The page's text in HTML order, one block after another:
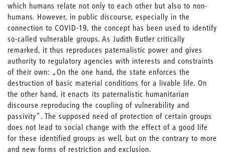
which humans relate not only to each other but also to non-
humans. However, in public discourse, especially in the
connection to COVID-19, the concept has been used to identify
so-called vulnerable groups. As Judith Butler critically
remarked, it thus reproduces paternalistic power and gives
authority to regulatory agencies with interests and constraints
of their own: „On the one hand, the state enforces the
destruction of basic material conditions for a livable life. On
the other hand, it enacts its paternalistic humanitarian
discourse reproducing the coupling of vulnerability and
passivity“. The supposed need of protection of certain groups
does not lead to social change with the effect of a good life
for these identified groups as well, but on the contrary to more
and new forms of restriction and exclusion.